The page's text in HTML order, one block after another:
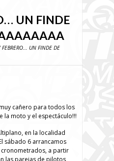
UN FINDE
UN FINDE DE
cañero para todos los
la moto y el espectáculo!!!
en la localidad
sábado 6 arrancamos
a partir
las parejas de pilotos